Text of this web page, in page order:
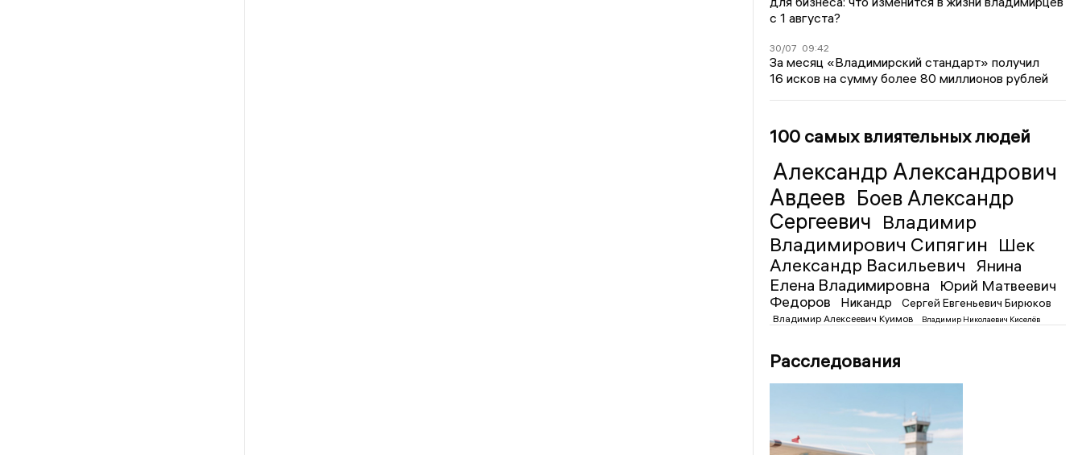
с 1 августа?
30/07 09:42
За месяц «Владимирский стандарт» получил
16 исков на сумму более 80 миллионов рублей
100 самых влиятельных людей
Александр Александрович
Авдеев Боев Александр
Сергеевич Владимир
Владимирович Сипягин Шек
Александр Васильевич
Янина
Елена Владимировна
Юрий Матвеевич
Федоров
Никандр Сергей Евгеньевич Бирюков
Владимир Алексеевич Куимов Владимир Николаевич Киселёв
Расследования